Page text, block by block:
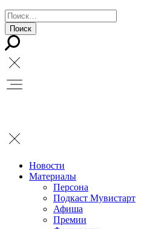
Новости
Материалы
Персона
Подкаст Мувистарт
Афиша
Премии